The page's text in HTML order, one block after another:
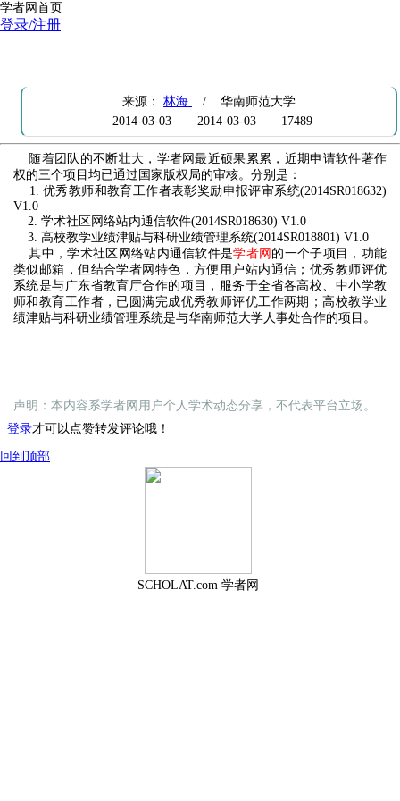
学者网首页
登录/注册
来源： 林海
/ 华南师范大学
2014-03-03
2014-03-03 17489
随着团队的不断壮大，学者网最近硕果累累，近期申请软件著作
权的三个项目均已通过国家版权局的审核。分别是：
1. 优秀教师和教育工作者表彰奖励申报评审系统(2014SR018632)
V1.0
2. 学术社区网络站内通信软件(2014SR018630) V1.0
3. 高校教学业绩津贴与科研业绩管理系统(2014SR018801) V1.0
其中，学术社区网络站内通信软件是学者网 的一个子项目，功能
类似邮箱，但结合学者网特色，方便用户站内通信； 优秀教师评优
系统是与广东省教育厅合作的项目，服务于全省各高校、中小学教
师和教育工作者，已圆满完成优秀教师评优工作两期；高校教学业
绩津贴与科研业绩管理系统是与华南师范大学人事处合作的项目。
声明：本内容系学者网用户个人学术动态分享，不代表平台立场。
登录才可以点赞转发评论哦！
回到顶部
SCHOLAT.com 学者网